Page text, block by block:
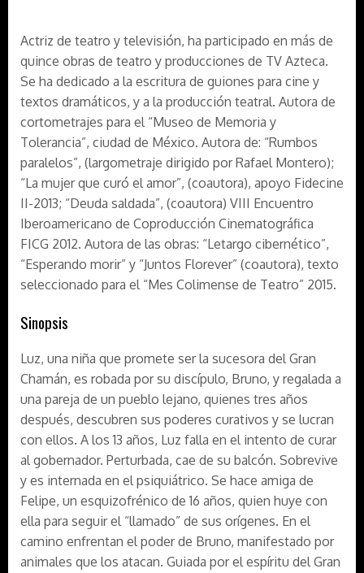
Actriz de teatro y televisión, ha participado en más de
quince obras de teatro y producciones de TV Azteca.
Se ha dedicado a la escritura de guiones para cine y
textos dramáticos, y a la producción teatral. Autora de
cortometrajes para el “Museo de Memoria y
Tolerancia”, ciudad de México. Autora de: “Rumbos
paralelos”, (largometraje dirigido por Rafael Montero);
“La mujer que curó el amor”, (coautora), apoyo Fidecine
II-2013; “Deuda saldada”, (coautora) VIII Encuentro
Iberoamericano de Coproducción Cinematográfica
FICG 2012. Autora de las obras: “Letargo cibernético”,
“Esperando morir” y “Juntos Florever” (coautora), texto
seleccionado para el “Mes Colimense de Teatro” 2015.
Sinopsis
Luz, una niña que promete ser la sucesora del Gran
Chamán, es robada por su discípulo, Bruno, y regalada a
una pareja de un pueblo lejano, quienes tres años
después, descubren sus poderes curativos y se lucran
con ellos. A los 13 años, Luz falla en el intento de curar
al gobernador. Perturbada, cae de su balcón. Sobrevive
y es internada en el psiquiátrico. Se hace amiga de
Felipe, un esquizofrénico de 16 años, quien huye con
ella para seguir el “llamado” de sus orígenes. En el
camino enfrentan el poder de Bruno, manifestado por
animales que los atacan. Guiada por el espíritu del Gran